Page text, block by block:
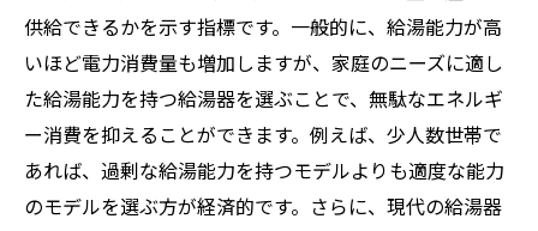
供給できるかを示す指標です。一般的に、給湯能力が高
いほど電力消費量も増加しますが、家庭のニーズに適し
た給湯能力を持つ給湯器を選ぶことで、無駄なエネルギ
ー消費を抑えることができます。例えば、少人数世帯で
あれば、過剰な給湯能力を持つモデルよりも適度な能力
のモデルを選ぶ方が経済的です。さらに、現代の給湯器